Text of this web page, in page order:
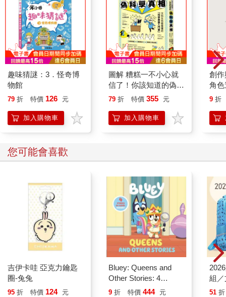
趣味猜謎：3．怪奇博
物館
79 折 特價 126 元
加入購物車
圖解 糟糕一不小心就
信了！你該知道的偽科
學真相
79 折 特價 355 元
加入購物車
創作與
角色
性篇
9 折
您可能會喜歡
吉伊卡哇 亞克力鑰匙
圈-兔兔
95 折 特價 124 元
Bluey: Queens and
Other Stories: 4
Stories in 1 Book.
9 折 特價 444 元
組
51 折